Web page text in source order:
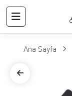
Ana Sayfa